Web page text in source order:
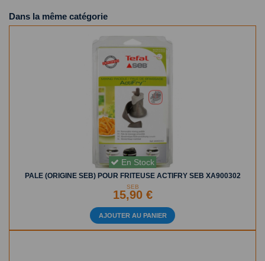
Dans la même catégorie
En Stock
PALE (ORIGINE SEB) POUR FRITEUSE ACTIFRY SEB XA900302
SEB
15,90 €
AJOUTER AU PANIER